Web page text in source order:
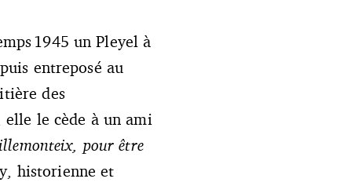
1945 un Pleyel à
entreposé au
des
elle le cède à un ami
pour être
historienne et